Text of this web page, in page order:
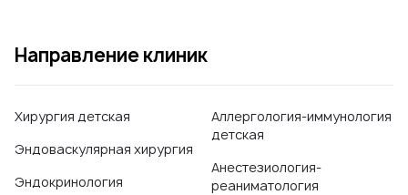
Направление клиник
Хирургия детская
Эндоваскулярная хирургия
Эндокринология
Аллергология-иммунология
детская
Анестезиология-
реаниматология